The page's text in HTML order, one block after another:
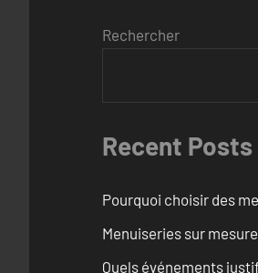
Rechercher
Recent Posts
Pourquoi choisir des
Menuiseries sur
Quels événements